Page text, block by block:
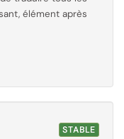
élément après
STABLE